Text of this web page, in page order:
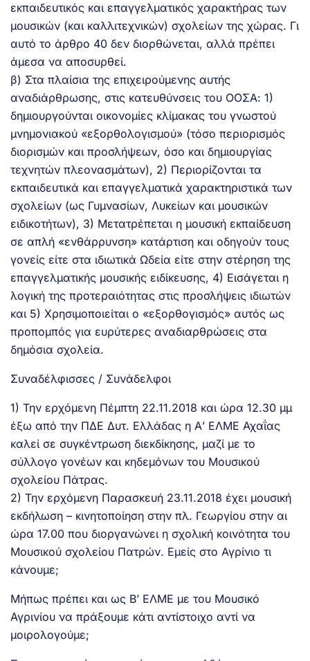
εκπαιδευτικός και επαγγελματικός χαρακτήρας των
μουσικών (και καλλιτεχνικών) σχολείων της χώρας. Γι
αυτό το άρθρο 40 δεν διορθώνεται, αλλά πρέπει
άμεσα να αποσυρθεί.
β) Στα πλαίσια της επιχειρούμενης αυτής
αναδιάρθρωσης, στις κατευθύνσεις του ΟΟΣΑ: 1)
δημιουργούνται οικονομίες κλίμακας του γνωστού
μνημονιακού «εξορθολογισμού» (τόσο περιορισμός
διορισμών και προσλήψεων, όσο και δημιουργίας
τεχνητών πλεονασμάτων), 2) Περιορίζονται τα
εκπαιδευτικά και επαγγελματικά χαρακτηριστικά των
σχολείων (ως Γυμνασίων, Λυκείων και μουσικών
ειδικοτήτων), 3) Μετατρέπεται η μουσική εκπαίδευση
σε απλή «ενθάρρυνση» κατάρτιση και οδηγούν τους
γονείς είτε στα ιδιωτικά Ωδεία είτε στην στέρηση της
επαγγελματικής μουσικής ειδίκευσης, 4) Εισάγεται η
λογική της προτεραιότητας στις προσλήψεις ιδιωτών
και 5) Χρησιμοποιείται ο «εξορθογισμός» αυτός ως
προπομπός για ευρύτερες αναδιαρθρώσεις στα
δημόσια σχολεία.
Συναδέλφισσες / Συνάδελφοι
1) Την ερχόμενη Πέμπτη 22.11.2018 και ώρα 12.30 μμ
έξω από την ΠΔΕ Δυτ. Ελλάδας η Α’ ΕΛΜΕ Αχαΐας
καλεί σε συγκέντρωση διεκδίκησης, μαζί με το
σύλλογο γονέων και κηδεμόνων του Μουσικού
σχολείου Πάτρας.
2) Την ερχόμενη Παρασκευή 23.11.2018 έχει μουσική
εκδήλωση – κινητοποίηση στην πλ. Γεωργίου στην αι
ώρα 17.00 που διοργανώνει η σχολική κοινότητα του
Μουσικού σχολείου Πατρών. Εμείς στο Αγρίνιο τι
κάνουμε;
Μήπως πρέπει και ως Β’ ΕΛΜΕ με του Μουσικό
Αγρινίου να πράξουμε κάτι αντίστοιχο αντί να
μοιρολογούμε;